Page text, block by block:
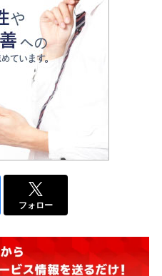
フォロー